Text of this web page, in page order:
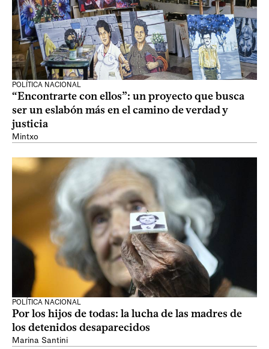
POLÍTICA NACIONAL
“Encontrarte con ellos”: un proyecto que busca
ser un eslabón más en el camino de verdad y
justicia
Mintxo
POLÍTICA NACIONAL
Por los hijos de todas: la lucha de las madres de
los detenidos desaparecidos
Marina Santini